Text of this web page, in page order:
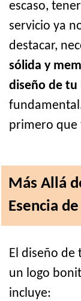
escaso,
servicio ya
destacar,
sólida y
diseño de tu
primero que
Más Allá
Esencia
El diseño de
un logo
incluye: